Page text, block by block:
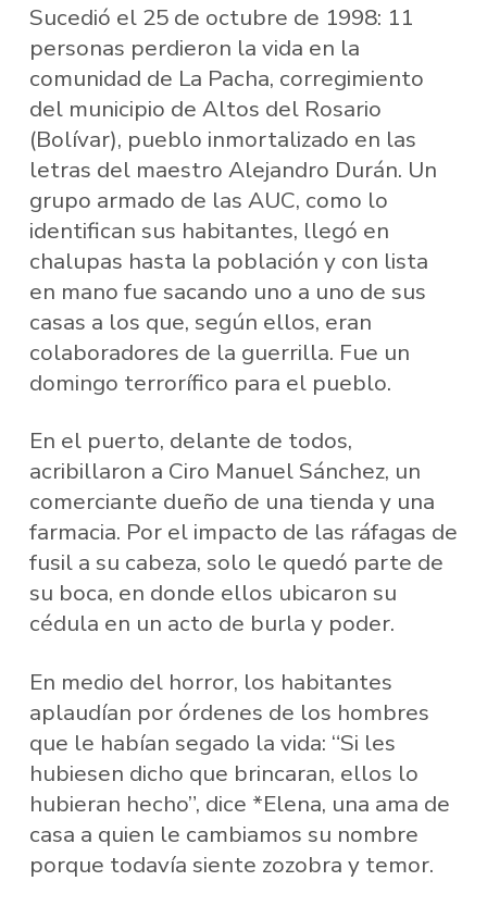
Sucedió el 25 de octubre de 1998: 11
personas perdieron la vida en la
comunidad de La Pacha, corregimiento
del municipio de Altos del Rosario
(Bolívar), pueblo inmortalizado en las
letras del maestro Alejandro Durán. Un
grupo armado de las AUC, como lo
identifican sus habitantes, llegó en
chalupas hasta la población y con lista
en mano fue sacando uno a uno de sus
casas a los que, según ellos, eran
colaboradores de la guerrilla. Fue un
domingo terrorífico para el pueblo.
En el puerto, delante de todos,
acribillaron a Ciro Manuel Sánchez, un
comerciante dueño de una tienda y una
farmacia. Por el impacto de las ráfagas de
fusil a su cabeza, solo le quedó parte de
su boca, en donde ellos ubicaron su
cédula en un acto de burla y poder.
En medio del horror, los habitantes
aplaudían por órdenes de los hombres
que le habían segado la vida: “Si les
hubiesen dicho que brincaran, ellos lo
hubieran hecho”, dice *Elena, una ama de
casa a quien le cambiamos su nombre
porque todavía siente zozobra y temor.